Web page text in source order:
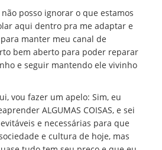
posso ignorar o que estamos
aqui dentro pra me adaptar e
manter meu canal de
bem aberto para poder reparar
e seguir mantendo ele vivinho
vou fazer um apelo: Sim, eu
ALGUMAS COISAS, e sei
e necessárias para que
e cultura de hoje, mas